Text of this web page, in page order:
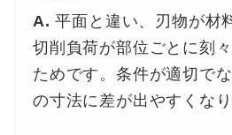
A. 平面と違い、刃物が材
切削負荷が部位ごとに刻
ためです。条件が適切で
の寸法に差が出やすくなり